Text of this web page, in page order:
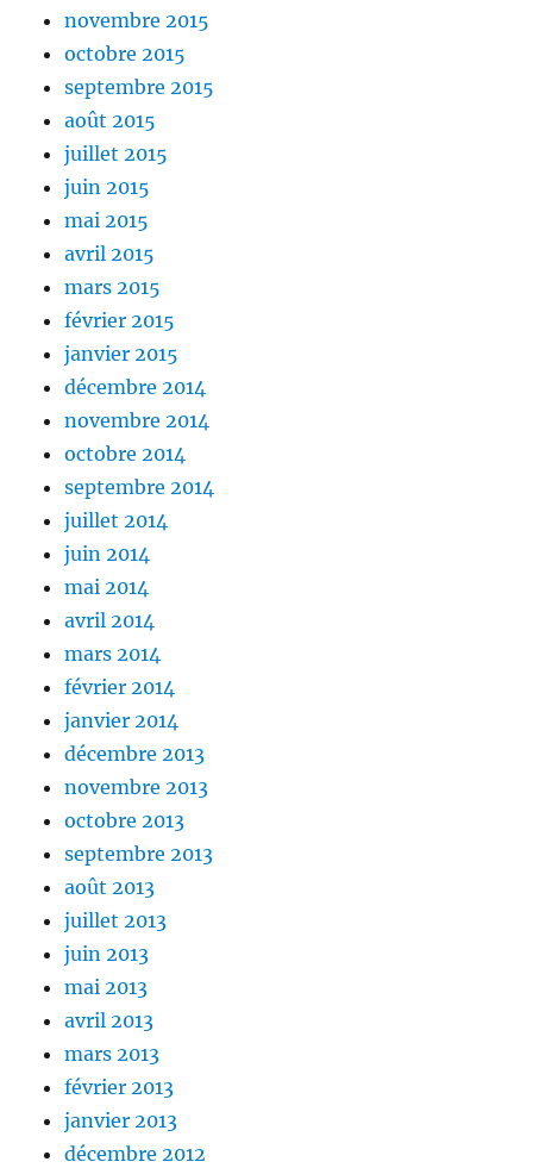
novembre 2015
octobre 2015
septembre 2015
août 2015
juillet 2015
juin 2015
mai 2015
avril 2015
mars 2015
février 2015
janvier 2015
décembre 2014
novembre 2014
octobre 2014
septembre 2014
juillet 2014
juin 2014
mai 2014
avril 2014
mars 2014
février 2014
janvier 2014
décembre 2013
novembre 2013
octobre 2013
septembre 2013
août 2013
juillet 2013
juin 2013
mai 2013
avril 2013
mars 2013
février 2013
janvier 2013
décembre 2012